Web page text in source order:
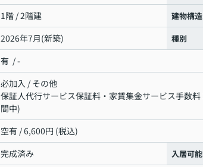
1階 / 2階建 建物構造
2026年7月(新築) 種別
有 / -
必加入 / その他
保証人代行サービス保証料・家賃集金サービス手数
間中)
空有 / 6,600円 (税込)
完成済み 入居可